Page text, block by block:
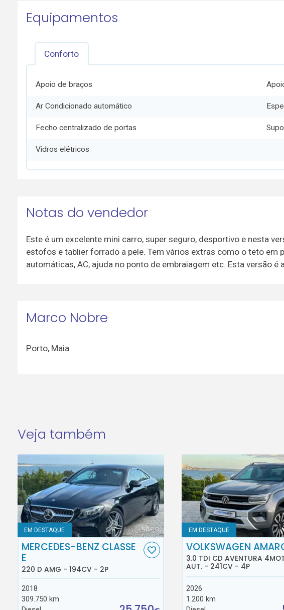
Equipamentos
Conforto
Apoio de braços
Ar Condicionado automático
Fecho centralizado de portas
Vidros elétricos
Notas do vendedor
Este é um excelente mini carro, super seguro, desportivo e nesta
estofos e tablier forrado a pele. Tem vários extras como o teto em
automáticas, AC, ajuda no ponto de embraiagem etc. Esta versão é
Marco Nobre
Porto, Maia
Veja também
EM DESTAQUE
MERCEDES-BENZ CLASSE
E
220 D AMG - 194CV - 2P
2018
309.750 km
EM DESTAQUE
VOLKSWAGEN
3.0 TDI CD AVENTURA
AUT. - 241CV - 4P
2026
1.200 km